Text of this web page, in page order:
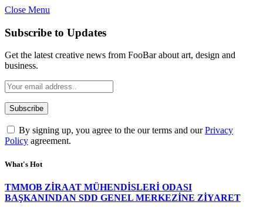
Close Menu
Subscribe to Updates
Get the latest creative news from FooBar about art, design and
business.
By signing up, you agree to the our terms and ourPrivacy
Policy agreement.
What's Hot
TMMOB ZİRAAT MÜHENDİSLERİ ODASI
BAŞKANINDAN SDD GENEL MERKEZİNE ZİYARET